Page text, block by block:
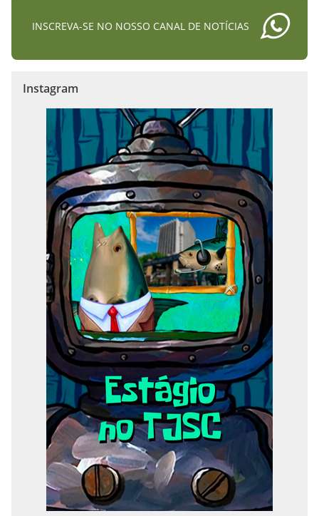
INSCREVA-SE NO NOSSO CANAL DE NOTÍCIAS
Instagram